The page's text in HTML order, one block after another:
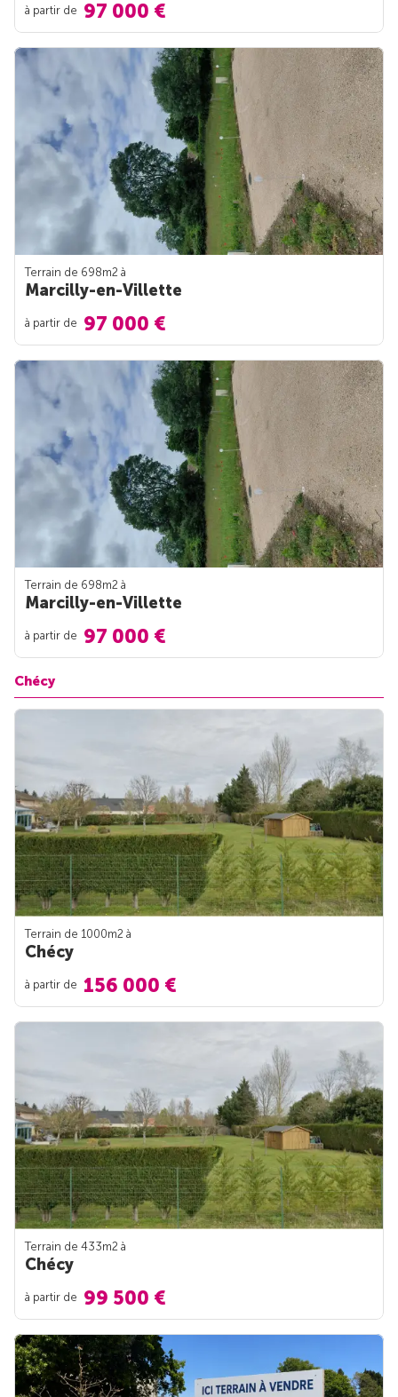
à partir de 97 000 €
Terrain de 698m2 à
Marcilly-en-Villette
à partir de 97 000 €
Terrain de 698m2 à
Marcilly-en-Villette
à partir de 97 000 €
Chécy
Terrain de 1000m2 à
Chécy
à partir de 156 000 €
Terrain de 433m2 à
Chécy
à partir de 99 500 €